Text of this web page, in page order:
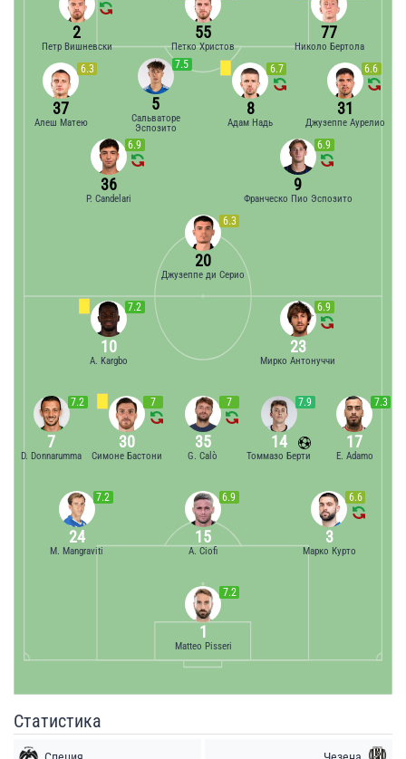
77
Николо Бертола
55
Петко Христов
2
Петр Вишневски
6.6
31
Джузеппе Аурелио
6.7
8
Адам Надь
7.5
5
Сальваторе
Эспозито
6.3
37
Алеш Матею
6.9
9
Франческо Пио Эспозито
6.9
36
P. Candelari
6.3
20
Джузеппе ди Серио
7.2
1
Matteo Pisseri
7.2
24
M. Mangraviti
6.9
15
A. Ciofi
6.6
3
Марко Курто
7.2
7
D. Donnarumma
7
30
Симоне Бастони
7
35
G. Calò
7.9
14
Томмазо Берти
7.3
17
E. Adamo
7.2
10
A. Kargbo
6.9
23
Мирко Антонуччи
Статистика